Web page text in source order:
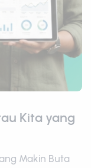
Kita yang
Makin Buta